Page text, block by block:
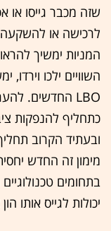
שזה מכבר גייסו או
לרכישה או
המניות ימשיך
השוויים ילכו
כתחליף להנפקות
ובעתיד הקרוב
מימון זה החדש
בתחומים
יכולות לגייס אותו